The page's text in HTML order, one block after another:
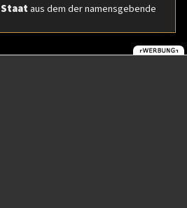
Staataus dem der namensgebende